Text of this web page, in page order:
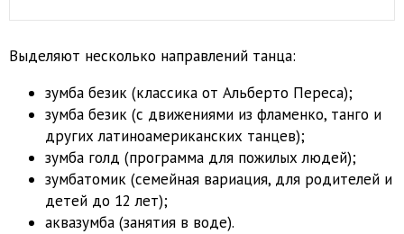
Выделяют несколько направлений танца:
зумба безик (классика от Альберто Переса);
зумба безик (с движениями из фламенко, танго и
других латиноамериканских танцев);
зумба голд (программа для пожилых людей);
зумбатомик (семейная вариация, для родителей и
детей до 12 лет);
аквазумба (занятия в воде).